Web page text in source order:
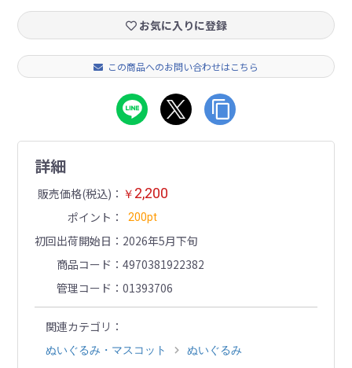
お気に入りに登録
この商品へのお問い合わせはこちら
詳細
販売価格(税込) ￥ 2,200
ポイント 200pt
初回出荷開始日
2026年5月下旬
商品コード
4970381922382
管理コード
01393706
関連カテゴリ
ぬいぐるみ・マスコット ぬいぐるみ